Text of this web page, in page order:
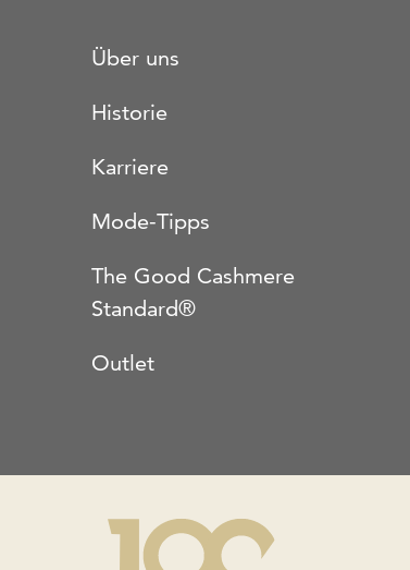
Über uns
Historie
Karriere
Mode-Tipps
The Good Cashmere
Standard®
Outlet